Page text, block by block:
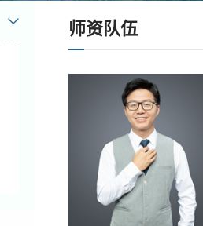
师资队伍